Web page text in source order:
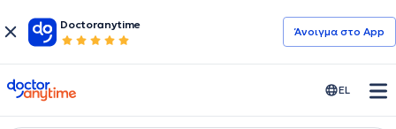
Doctoranytime
Άνοιγμα στο App
doctoranytime EL